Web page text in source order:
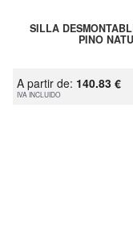
SILLA
PINO
A partir de: 140.83 €
IVA INCLUIDO